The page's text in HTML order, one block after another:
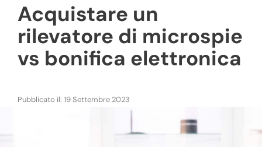
Acquistare un
rilevatore di microspie
vs bonifica elettronica
Pubblicato il: 19 Settembre 2023